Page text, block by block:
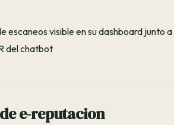
escaneos visible en su dashboard junto a
del chatbot
e-reputacion